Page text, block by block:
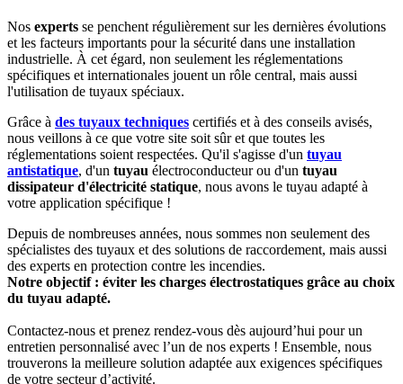
Nos experts se penchent régulièrement sur les dernières évolutions
et les facteurs importants pour la sécurité dans une installation
industrielle. À cet égard, non seulement les réglementations
spécifiques et internationales jouent un rôle central, mais aussi
l'utilisation de tuyaux spéciaux.
Grâce à des tuyaux techniques certifiés et à des conseils avisés,
nous veillons à ce que votre site soit sûr et que toutes les
réglementations soient respectées. Qu'il s'agisse d'un tuyau
antistatique, d'un tuyau électroconducteur ou d'un tuyau
dissipateur d'électricité statique, nous avons le tuyau adapté à
votre application spécifique !
Depuis de nombreuses années, nous sommes non seulement des
spécialistes des tuyaux et des solutions de raccordement, mais aussi
des experts en protection contre les incendies.
Notre objectif : éviter les charges électrostatiques grâce au choix
du tuyau adapté.
Contactez-nous et prenez rendez-vous dès aujourd’hui pour un
entretien personnalisé avec l’un de nos experts ! Ensemble, nous
trouverons la meilleure solution adaptée aux exigences spécifiques
de votre secteur d’activité.